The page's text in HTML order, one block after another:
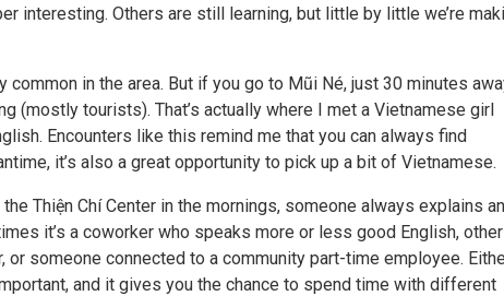
interesting. Others are still learning, but little by little we’re
in the area. But if you go to Mũi Né, just 30 minutes
(mostly tourists). That’s actually where I met a Vietnamese girl
Encounters like this remind me that you can always find
it’s also a great opportunity to pick up a bit of Vietnamese.
Thiện Chí Center in the mornings, someone always explains
it’s a coworker who speaks more or less good English, other
or someone connected to a community part-time employee.
and it gives you the chance to spend time with different